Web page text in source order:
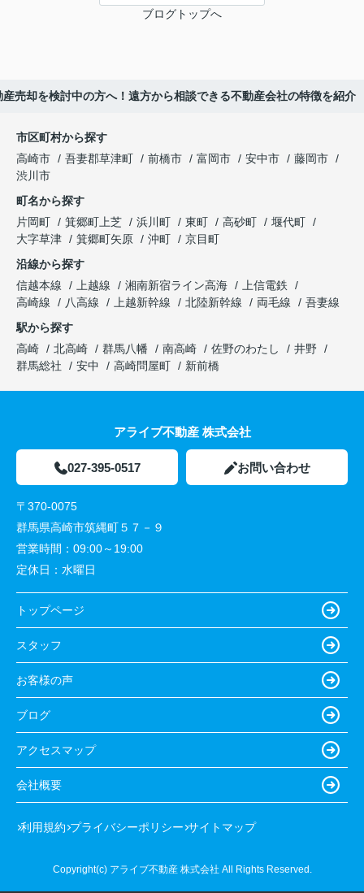
ブログトップへ
売却を検討中の方へ！遠方から相談できる不動産会社の特徴を紹介
市区町村から探す
高崎市
吾妻郡草津町 前橋市 富岡市 安中市
藤岡市
渋川市
町名から探す
片岡町
箕郷町上芝 浜川町 東町 高砂町
堰代町
大字草津
箕郷町矢原 沖町
京目町
沿線から探す
信越本線
上越線 湘南新宿ライン高海
上信電鉄
高崎線
八高線 上越新幹線 北陸新幹線 両毛線
吾妻線
駅から探す
高崎
北高崎 群馬八幡 南高崎 佐野のわたし
井野
群馬総社
安中 高崎問屋町 新前橋
アライブ不動産 株式会社
027-395-0517 お問い合わせ
〒370-0075
群馬県高崎市筑縄町５７－９
営業時間： 09:00～19:00
定休日： 水曜日
トップページ
スタッフ
お客様の声
ブログ
アクセスマップ
会社概要
利用規約 プライバシーポリシー サイトマップ
Copyright(c) アライブ不動産 株式会社 All Rights Reserved.